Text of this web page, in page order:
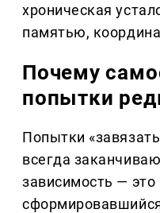
хроническая
памятью,
Почему
попытки
Попытки
всегда
зависимость —